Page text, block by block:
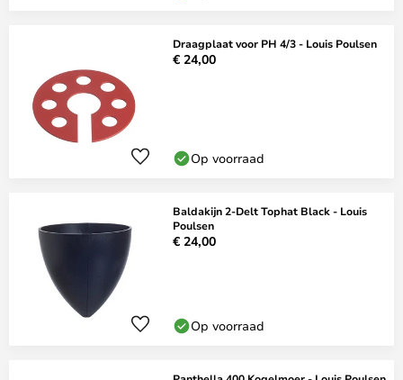
Draagplaat voor PH 4/3 - Louis Poulsen
€ 24,00
Op voorraad
Baldakijn 2-Delt Tophat Black - Louis
Poulsen
€ 24,00
Op voorraad